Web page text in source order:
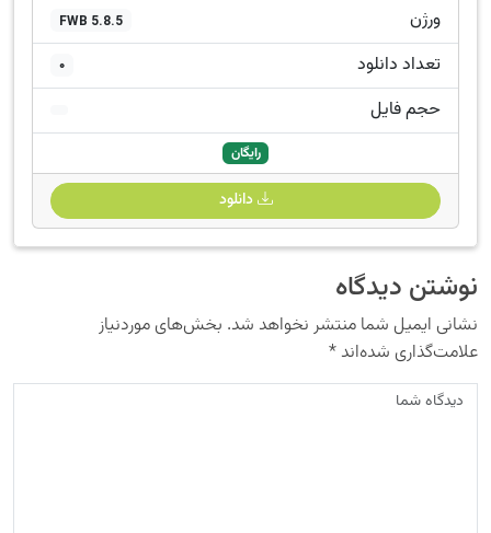
ورژن FWB 5.8.5
تعداد دانلود 0
حجم فایل
رایگان
دانلود
نوشتن دیدگاه
نشانی ایمیل شما منتشر نخواهد شد. بخش‌های موردنیاز
علامت‌گذاری شده‌اند*